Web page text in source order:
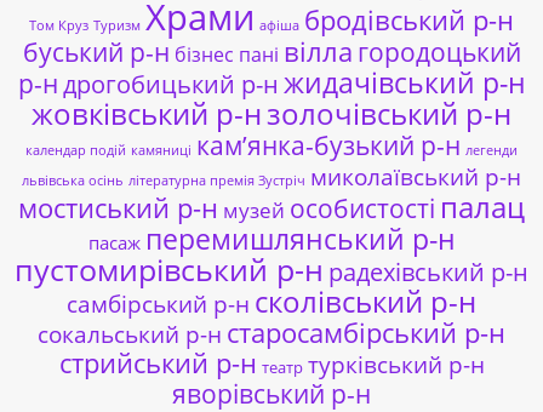
Том Круз Туризм Храми афіша бродівський р-н
буський р-н бізнес пані вілла городоцький
р-ндрогобицький р-н жидачівський р-н
жовківський р-нзолочівський р-н
календар подій камяниці кам’янка-бузький р-н легенди
львівська осінь літературна премія Зустріч миколаївський р-н
мостиський р-н музей особистості палац
пасаж перемишлянський р-н
пустомирівський р-н радехівський р-н
самбірський р-н сколівський р-н
сокальський р-н старосамбірський р-н
стрийський р-н театр турківський р-н
яворівський р-н